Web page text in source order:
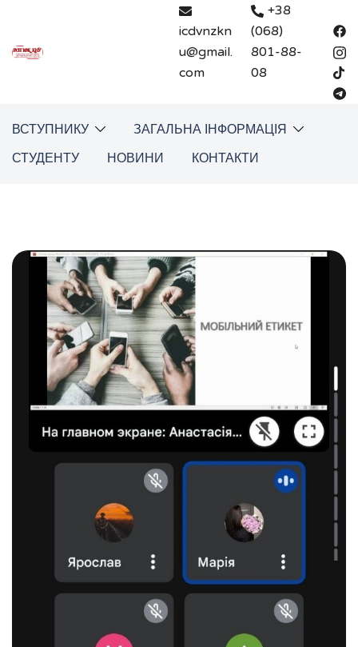
вмісту
icdvnzkn
u@gmail.
com
+38
(068)
801-88-
08
ВСТУПНИКУ
ЗАГАЛЬНА ІНФОРМАЦІЯ
СТУДЕНТУ
НОВИНИ КОНТАКТИ